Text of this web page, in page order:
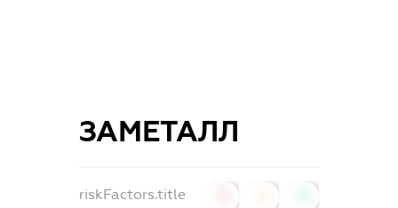
ЗАМЕТАЛЛ
riskFactors.title